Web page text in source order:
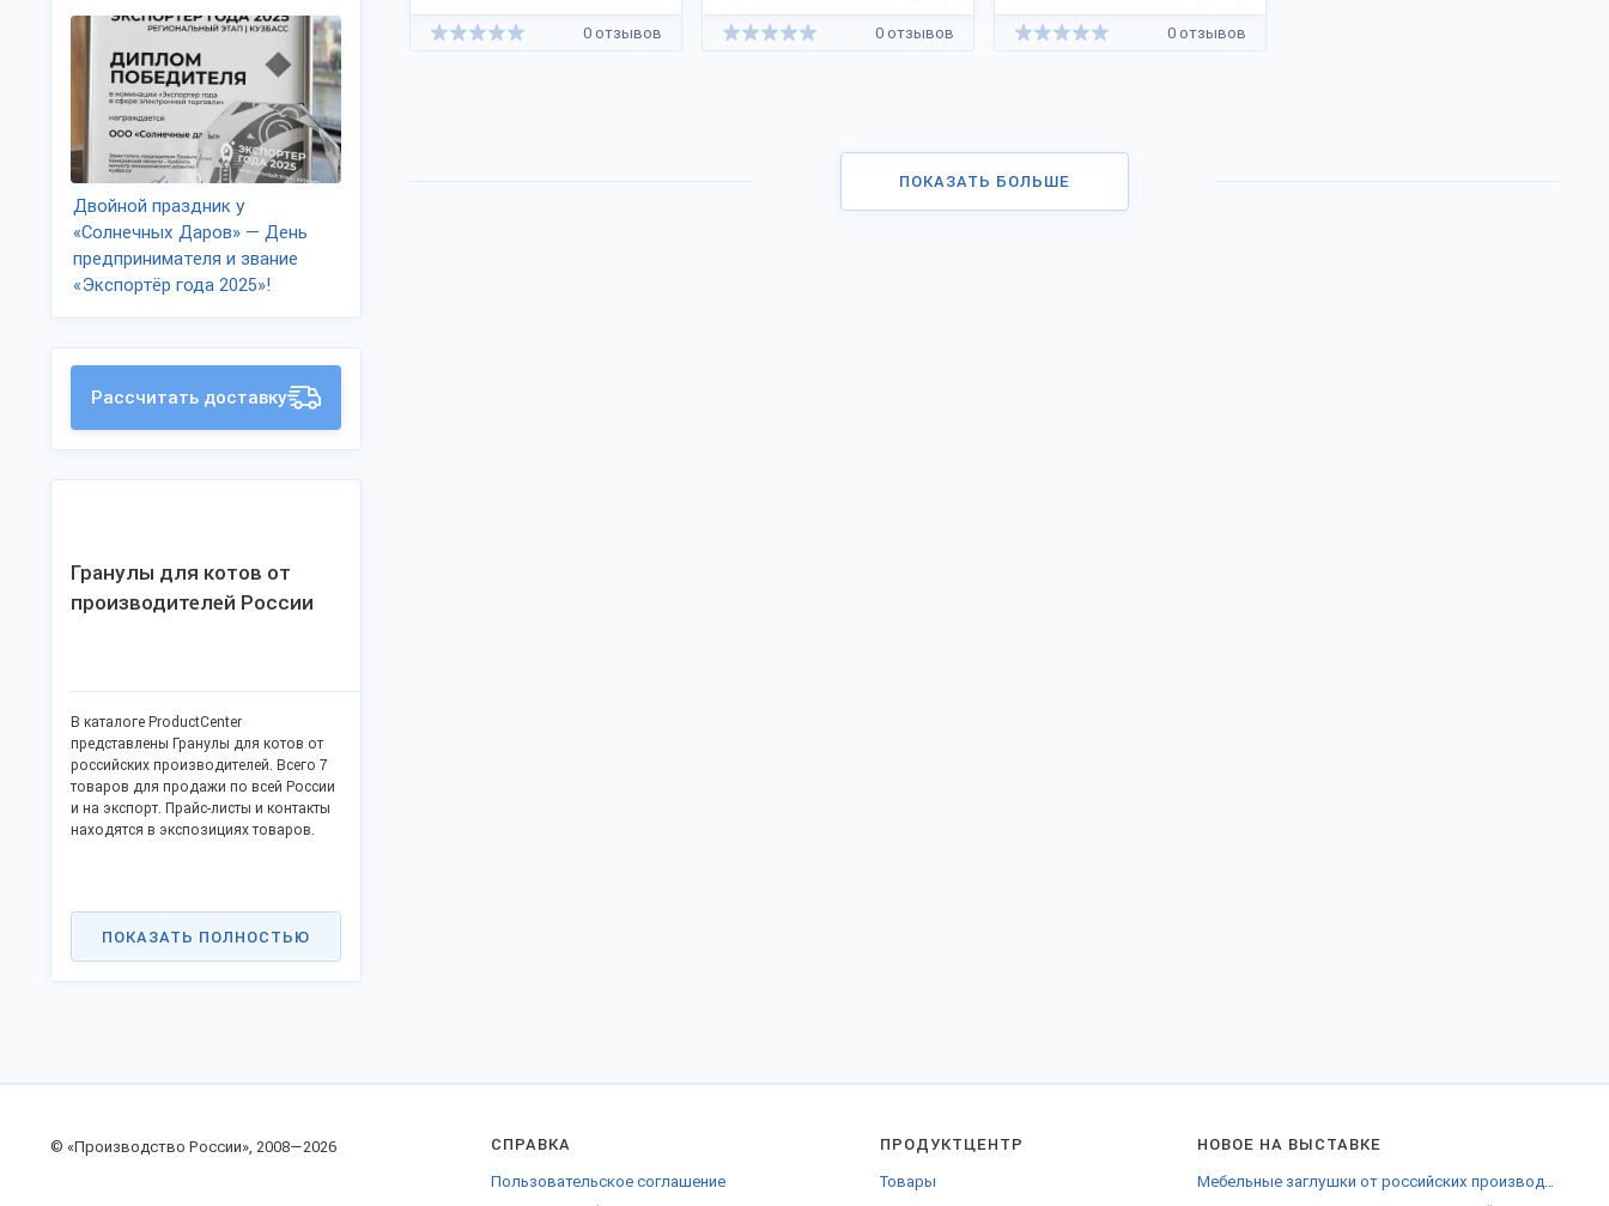
0 отзывов 0 отзывов 0 отзывов
ПОКАЗАТЬ БОЛЬШЕ
Двойной праздник у
«Солнечных Даров» — День
предпринимателя и звание
«Экспортёр года 2025»!
Рассчитать доставку
Гранулы для котов от
производителей России
В каталоге ProductCenter
представлены Гранулы для котов от
российских производителей. Всего 7
товаров для продажи по всей России
и на экспорт. Прайс-листы и контакты
находятся в экспозициях товаров.
ПОКАЗАТЬ ПОЛНОСТЬЮ
© «Производство России», 2008—2026 СПРАВКА
Пользовательское соглашение
ПРОДУКТЦЕНТР
Товары
НОВОЕ НА ВЫСТАВКЕ
Мебельные заглушки от российских производителей Владимира